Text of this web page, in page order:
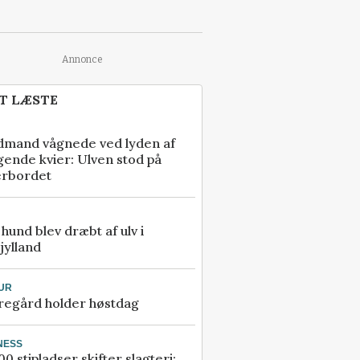
Annonce
LÆSTE
vågnede ved lyden af
kvier: Ulven stod på
blev dræbt af ulv i
holder høstdag